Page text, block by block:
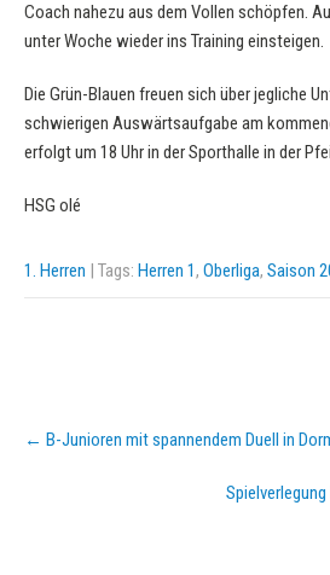
Coach nahezu aus dem Vollen schöpfen.
unter Woche wieder ins Training einsteigen.
Die Grün-Blauen freuen sich über jegliche
schwierigen Auswärtsaufgabe am
erfolgt um 18 Uhr in der Sporthalle in der
HSG olé
1. Herren | Tags: Herren 1, Oberliga, Saison
Post
navigation
← B-Junioren mit spannendem Duell in